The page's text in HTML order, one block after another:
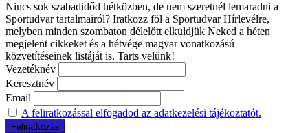
Nincs sok szabadidőd hétközben, de nem szeretnél lemaradni a
Sportudvar tartalmairól? Iratkozz föl a Sportudvar Hírlevélre,
melyben minden szombaton délelőtt elküldjük Neked a héten
megjelent cikkeket és a hétvége magyar vonatkozású
közvetítéseinek listáját is. Tarts velünk!
Vezetéknév
Keresztnév
Email
A feliratkozással elfogadod az adatkezelési tájékoztatót.